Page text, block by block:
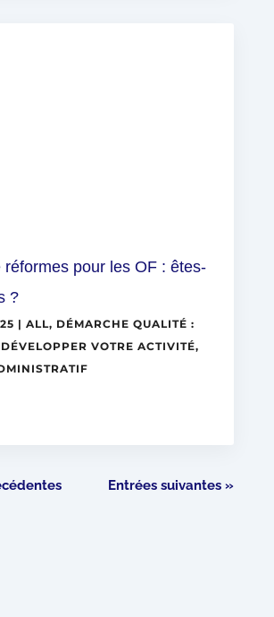
réformes pour les OF : êtes-
?
| ALL, DÉMARCHE QUALITÉ :
DÉVELOPPER VOTRE ACTIVITÉ,
Entrées suivantes »